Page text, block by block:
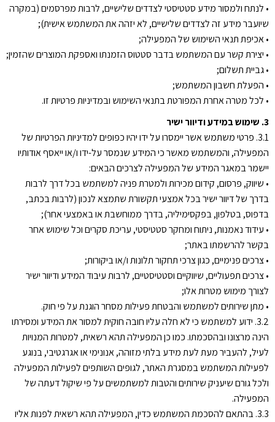
• לנתח ולמסור מידע סטטיסטי לצדדים שלישיים, לרבות מפרסמים (במקרה
שיועבר מידע זה לצדדים שלישיים, לא יזהה את המשתמש אישית);
• אכיפת תנאי השימוש של המפעילה;
• יצירת קשר עם המשתמש בדבר סטטוס הזמנתו ואספקת המוצרים שהזמין;
• גביית תשלום;
• הפעלת חשבון המשתמש;
• לכל מטרה אחרת המפורטת בתנאי השימוש ובמדיניות פרטיות זו.
3. שימוש במידע ודיוור ישיר
3.1. פרטי משתמש אשר יימסרו על ידו יהיו כפופים למדיניות הפרטיות של
המפעילה, והמשתמש מאשר כי המידע שנמסר על-ידו ו/או ייאסף אודותיו
יישמר במאגר המידע של המפעילה לצרכים הבאים:
• שיווק, פרסום, קידום מכירות ולמטרת פניה למשתמש בכל דרך לרבות
בדרך של דיוור ישיר בכל אמצעי תקשורת שתמצא לנכון (לרבות בכתב,
בדפוס, בטלפון, בפקסימיליה, בדרך ממוחשבת או באמצעי אחר);
• עידוד נאמנות, ניתוח ומחקר סטטיסטי, עריכת סקרים וכל שימוש אחר
בקשר להרשמתו באתר;
• צרכים פנימיים, כגון צרכי תחקור תלונות ו/או ביקורות;
• צרכים תפעוליים, שיווקיים וסטטיסטיים, לרבות עיבוד המידע ודיוור ישיר
לצורך מימוש מטרות אלו;
• מתן שירותים למשתמש והבטחת פעילות מסחר הוגנת על פי חוק.
3.2. ידוע למשתמש כי לא חלה עליו חובה חוקית למסור את המידע ומסירתו
הינה מרצונו ובהסכמתו. כמו כן המפעילה תהא רשאית, למטרות המנויות
לעיל, להעביר מעת לעת מידע בלתי מזוהה, אנונימי או אגרגטיבי, בנוגע
לפעילות המשתמש במסגרת האתר, לגופים השותפים לפעילות המפעילה
ולכל גורם שיעניק שירותים והטבות למשתמשים על פי שיקול דעתה של
המפעילה.
3.3. בהתאם להסכמת המשתמש כדין, המפעילה תהא רשאית לפנות אליו